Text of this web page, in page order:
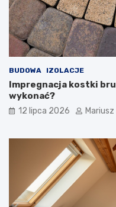
BUDOWA IZOLACJE
Impregnacja kostki
wykonać?
12 lipca 2026